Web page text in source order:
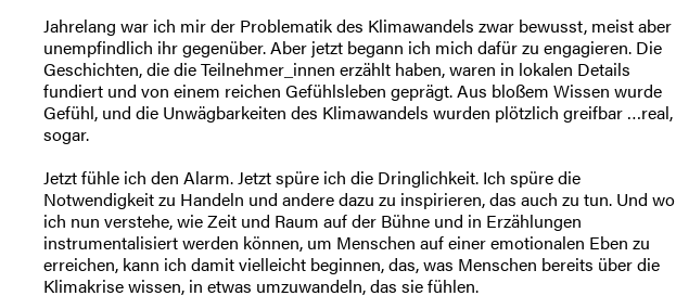
Jahrelang war ich mir der Problematik des Klimawandels zwar bewusst, meist aber
unempfindlich ihr gegenüber. Aber jetzt begann ich mich dafür zu engagieren. Die
Geschichten, die die Teilnehmer_innen erzählt haben, waren in lokalen Details
fundiert und von einem reichen Gefühlsleben geprägt. Aus bloßem Wissen wurde
Gefühl, und die Unwägbarkeiten des Klimawandels wurden plötzlich greifbar …real,
sogar.
Jetzt fühle ich den Alarm. Jetzt spüre ich die Dringlichkeit. Ich spüre die
Notwendigkeit zu Handeln und andere dazu zu inspirieren, das auch zu tun. Und wo
ich nun verstehe, wie Zeit und Raum auf der Bühne und in Erzählungen
instrumentalisiert werden können, um Menschen auf einer emotionalen Eben zu
erreichen, kann ich damit vielleicht beginnen, das, was Menschen bereits über die
Klimakrise wissen, in etwas umzuwandeln, das sie fühlen.